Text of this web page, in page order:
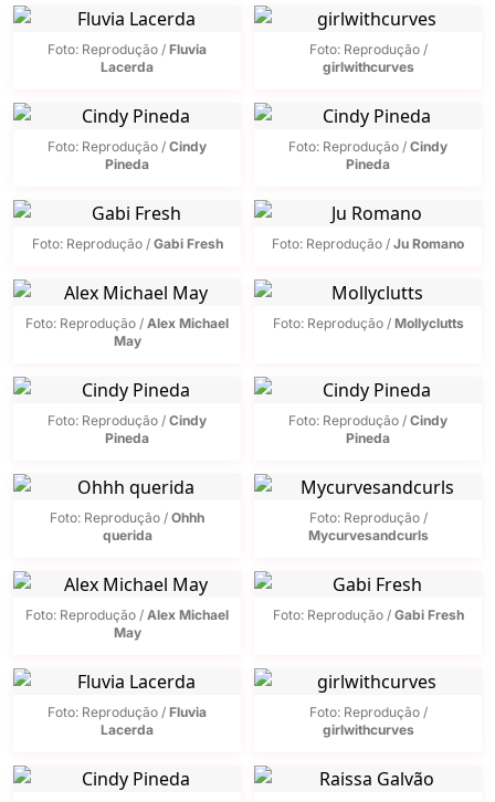
Foto: Reprodução / Fluvia
Lacerda
Foto: Reprodução /
girlwithcurves
Foto: Reprodução / Cindy
Pineda
Foto: Reprodução / Cindy
Pineda
Foto: Reprodução / Gabi Fresh Foto: Reprodução / Ju Romano
Foto: Reprodução / Alex Michael
May
Foto: Reprodução / Mollyclutts
Foto: Reprodução / Cindy
Pineda
Foto: Reprodução / Cindy
Pineda
Foto: Reprodução / Ohhh
querida
Foto: Reprodução /
Mycurvesandcurls
Foto: Reprodução / Alex Michael
May
Foto: Reprodução / Gabi Fresh
Foto: Reprodução / Fluvia
Lacerda
Foto: Reprodução /
girlwithcurves